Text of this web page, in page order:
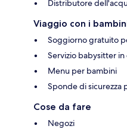
Distributore
Viaggio con i
Soggiorno gratuito
Servizio babysitter
Menu per bambini
Sponde di sicurezza
Cose da fare
Negozi